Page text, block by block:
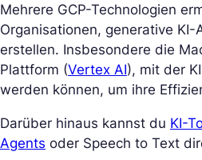
Mehrere GCP-Technologien
Organisationen, generative KI-
erstellen. Insbesondere die
Plattform (Vertex AI), mit der
werden können, um ihre
Darüber hinaus kannst du KI-
Agents oder Speech to Text